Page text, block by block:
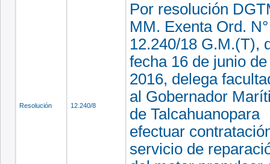
Resolución 12.240/8
Por resolución
MM. Exenta Ord. N°
12.240/18 G.M.(T),
fecha 16 de junio de
2016, delega
al Gobernador
de Talcahuanopara
efectuar
servicio de